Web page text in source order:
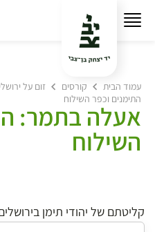
עמוד הבית קורסים זום על
התימנים וכפר השילוח
אעלה בתמר:
השילוח
קליטתם של יהודי תימן